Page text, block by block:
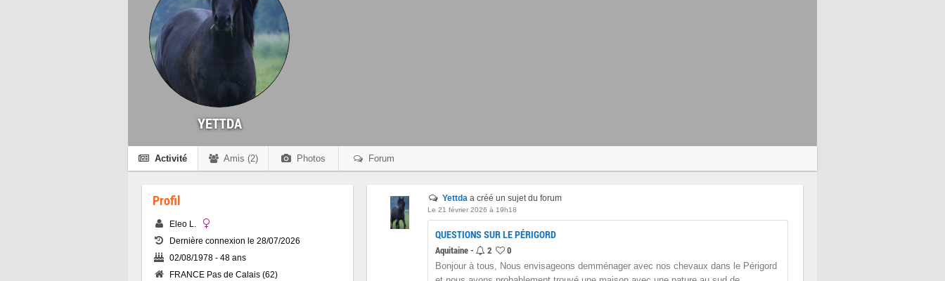
YETTDA
Activité Amis (2) Photos Forum
Profil
Eleo L.
Dernière connexion le 28/07/2026
02/08/1978 - 48 ans
FRANCE Pas de Calais (62)
Yettda a créé un sujet du forum
Le 21 février 2026 à 19h18
QUESTIONS SUR LE PÉRIGORD
Aquitaine - 2 0
Bonjour à tous, Nous envisageons demménager avec nos chevaux dans le Périgord